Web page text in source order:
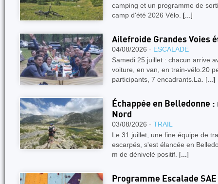
camping et un programme de
camp d'été 2026 Vélo. [...]
Ailefroide Grandes Voies
04/08/2026 - ESCALADE
Samedi 25 juillet : chacun arrive
voiture, en van, en train-vélo.20
participants, 7 encadrants.La. [...]
Échappée en Belledonne
Nord
03/08/2026 - TRAIL
Le 31 juillet, une fine équipe de
escarpés, s'est élancée en
m de dénivelé positif. [...]
Programme Escalade